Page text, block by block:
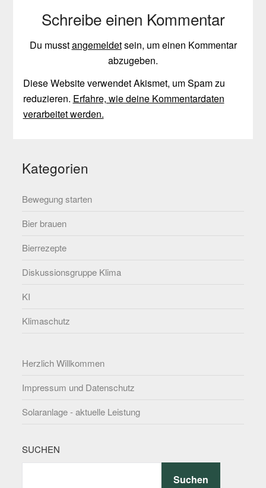
Schreibe einen Kommentar
Du musstangemeldetsein, um einen Kommentar
abzugeben.
Diese Website verwendet Akismet, um Spam zu
reduzieren. Erfahre, wie deine Kommentardaten
verarbeitet werden.
Kategorien
Bewegung starten
Bier brauen
Bierrezepte
Diskussionsgruppe Klima
KI
Klimaschutz
Herzlich Willkommen
Impressum und Datenschutz
Solaranlage - aktuelle Leistung
SUCHEN
Suchen